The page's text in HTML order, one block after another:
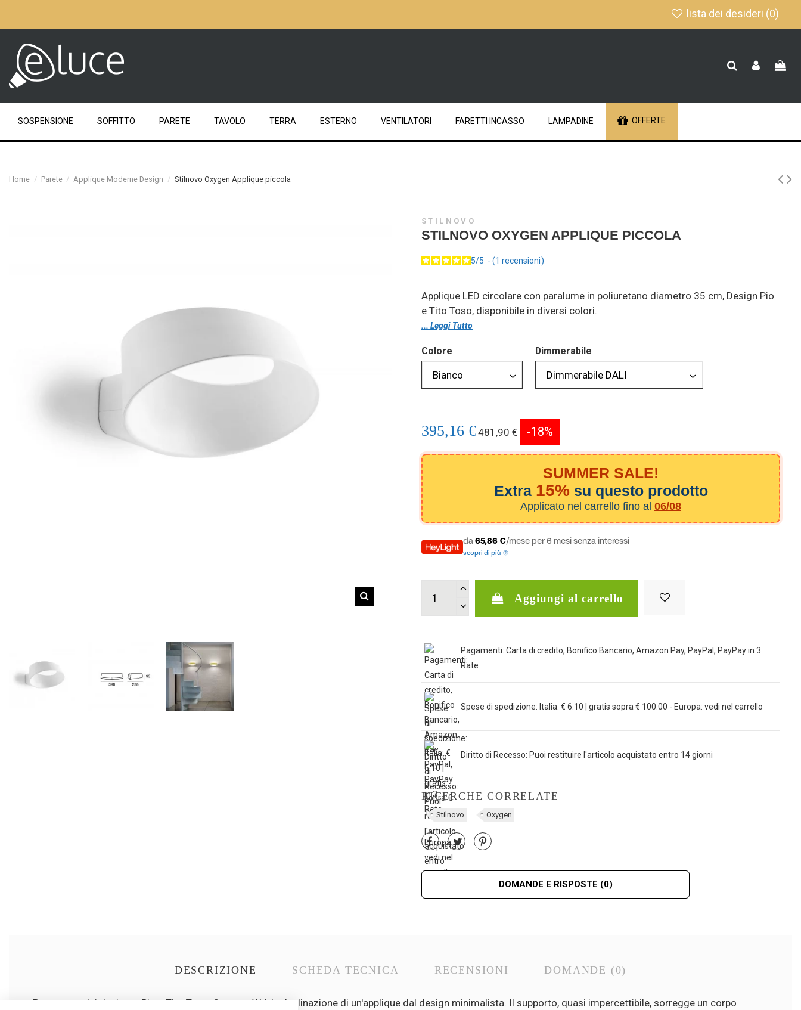
lista dei desideri (0)
SOSPENSIONE SOFFITTO PARETE TAVOLO TERRA ESTERNO VENTILATORI FARETTI INCASSO LAMPADINE OFFERTE
Home Parete Applique Moderne Design Stilnovo Oxygen Applique piccola
STILNOVO
STILNOVO OXYGEN APPLIQUE PICCOLA
5/5 - 1 recensioni
Applique LED circolare con paralume in poliuretano diametro 35 cm, Design Pio
e Tito Toso, disponibile in diversi colori.
... Leggi Tutto
Colore Dimmerabile
395,16 €481,90 € -18%
SUMMER SALE!
Extra 15% su questo prodotto
Applicato nel carrello fino al 06/08
da 65,86 €/mese per 6 mesi senza interessi
scopri di più
Aggiungi al carrello
Pagamenti: Carta di credito, Bonifico Bancario, Amazon Pay, PayPal, PayPay in 3
Rate
Spese di spedizione: Italia: € 6.10 | gratis sopra € 100.00 - Europa: vedi nel carrello
Diritto di Recesso: Puoi restituire l'articolo acquistato entro 14 giorni
RICERCHE CORRELATE
Stilnovo Oxygen
DOMANDE E RISPOSTE (0)
DESCRIZIONE SCHEDA TECNICA RECENSIONI DOMANDE (0)
Progettata dai designer Pio e Tito Toso, Oxygen_W è la declinazione di un'applique dal design minimalista. Il supporto, quasi impercettibile, sorregge un corpo